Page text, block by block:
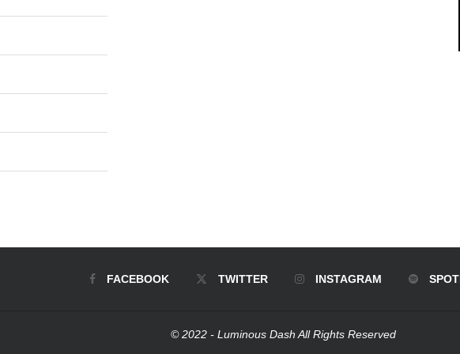
FACEBOOK TWITTER INSTAGRAM
© 2022 - Luminous Dash All Rights Reserved